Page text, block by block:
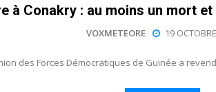
à Conakry : au moins un mort
VOXMETEORE 19
des Forces Démocratiques de Guinée a